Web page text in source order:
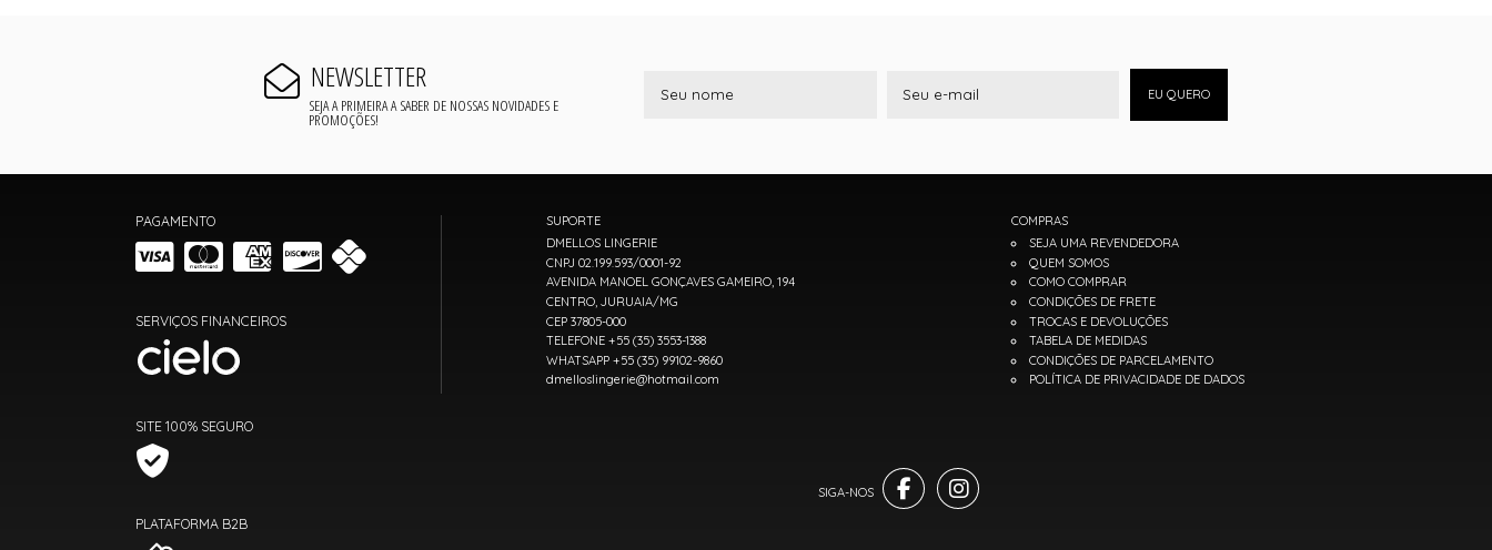
NEWSLETTER
SEJA A PRIMEIRA A SABER DE NOSSAS NOVIDADES E
PROMOÇÕES!
EU QUERO
PAGAMENTO
SERVIÇOS FINANCEIROS
SITE 100% SEGURO
PLATAFORMA B2B
SUPORTE
DMELLOS LINGERIE
CNPJ 02.199.593/0001-92
AVENIDA MANOEL GONÇAVES GAMEIRO, 194
CENTRO, JURUAIA/MG
CEP 37805-000
TELEFONE +55 (35) 3553-1388
WHATSAPP +55 (35) 99102-9860
dmelloslingerie@hotmail.com
COMPRAS
SEJA UMA REVENDEDORA
QUEM SOMOS
COMO COMPRAR
CONDIÇÕES DE FRETE
TROCAS E DEVOLUÇÕES
TABELA DE MEDIDAS
CONDIÇÕES DE PARCELAMENTO
POLÍTICA DE PRIVACIDADE DE DADOS